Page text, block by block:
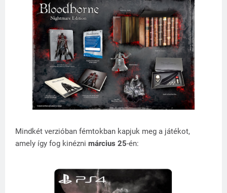
Mindkét verzióban fémtokban kapjuk meg a játékot,
amely így fog kinézni március 25-én: